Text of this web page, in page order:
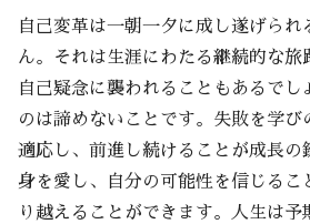
自己変革は一朝一夕に成し遂げら
ん。それは生涯にわたる継続的な旅
自己疑念に襲われることもあるで
のは諦めないことです。失敗を学び
適応し、前進し続けることが成長の
身を愛し、自分の可能性を信じるこ
り越えることができます。人生は予